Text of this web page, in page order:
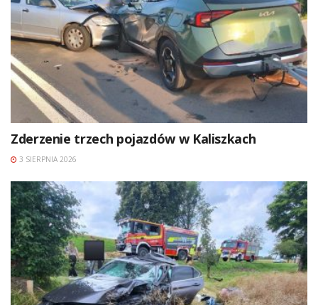
Zderzenie trzech pojazdów w Kaliszkach
3 SIERPNIA 2026